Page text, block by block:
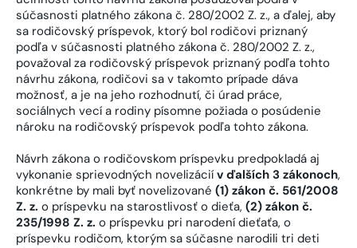
súčasnosti platného zákona č. 280/2002 Z. z., a ďalej, aby
sa rodičovský príspevok, ktorý bol rodičovi priznaný
podľa v súčasnosti platného zákona č. 280/2002 Z. z.,
považoval za rodičovský príspevok priznaný podľa tohto
návrhu zákona, rodičovi sa v takomto prípade dáva
možnosť, a je na jeho rozhodnutí, či úrad práce,
sociálnych vecí a rodiny písomne požiada o posúdenie
nároku na rodičovský príspevok podľa tohto zákona.
Návrh zákona o rodičovskom príspevku predpokladá aj
vykonanie sprievodných novelizáciív ďalších 3 zákonoch,
konkrétne by mali byť novelizované (1) zákon č. 561/2008
Z. z. o príspevku na starostlivosť o dieťa, (2) zákon č.
235/1998 Z. z. o príspevku pri narodení dieťaťa, o
príspevku rodičom, ktorým sa súčasne narodili tri deti